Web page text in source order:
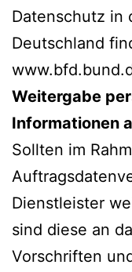
Datenschutz in
Deutschland
Weitergabe
Informationen
Sollten im
Dienstleister
sind diese an
Vorschriften